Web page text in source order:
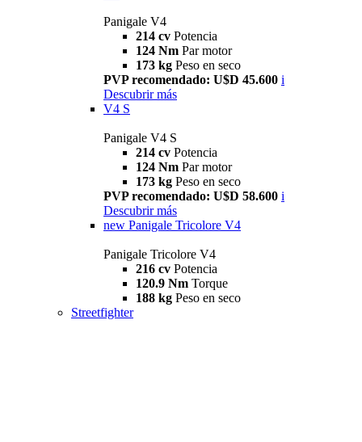
Panigale V4
214 cv Potencia
124 Nm Par motor
173 kg Peso en seco
PVP recomendado: U$D 45.600 i
Descubrir más
V4 S
Panigale V4 S
214 cv Potencia
124 Nm Par motor
173 kg Peso en seco
PVP recomendado: U$D 58.600 i
Descubrir más
new Panigale Tricolore V4
Panigale Tricolore V4
216 cv Potencia
120.9 Nm Torque
188 kg Peso en seco
Streetfighter